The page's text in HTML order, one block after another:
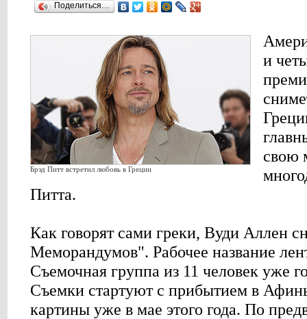
Поделиться…
Брэд Питт встретил любовь в Греции
и
свою
Питта.
Как говорят сами греки, Вуди Аллен
Меморандумов". Рабочее название
Съемочная группа из 11 человек уже
Съемки стартуют с прибытием в
картины уже в мае этого года. По